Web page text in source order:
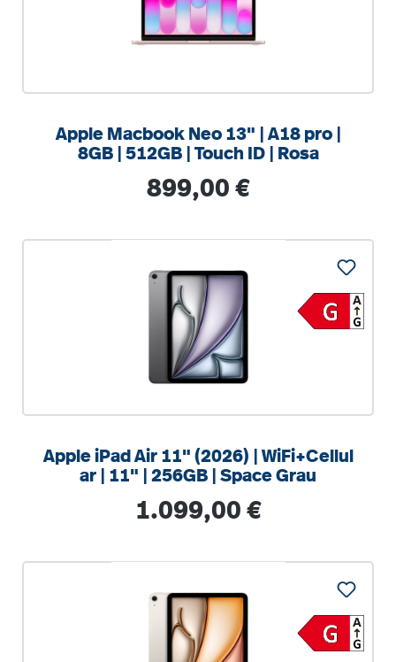
Apple Macbook Neo 13" | A18 pro |
8GB | 512GB | Touch ID | Rosa
Regulärer Preis:
899,00 €
Apple iPad Air 11" (2026) | WiFi+Cellul
ar | 11" | 256GB | Space Grau
Regulärer Preis:
1.099,00 €